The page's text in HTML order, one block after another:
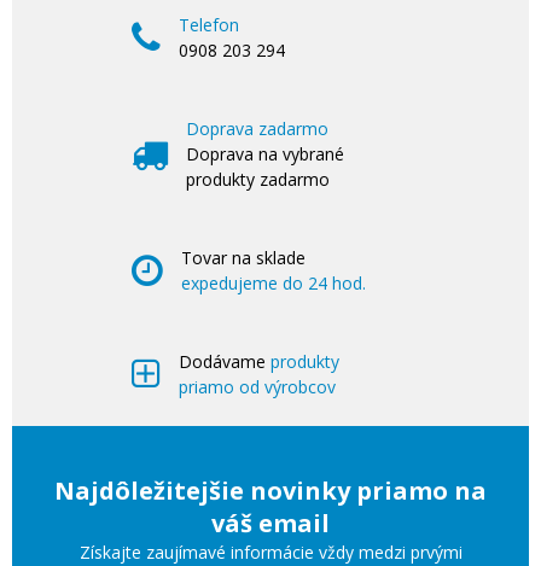
Telefon
0908 203 294
Doprava zadarmo
Doprava na vybrané
produkty zadarmo
Tovar na sklade
expedujeme do 24 hod.
Dodávame produkty
priamo od výrobcov
Najdôležitejšie novinky priamo na
váš email
Získajte zaujímavé informácie vždy medzi prvými